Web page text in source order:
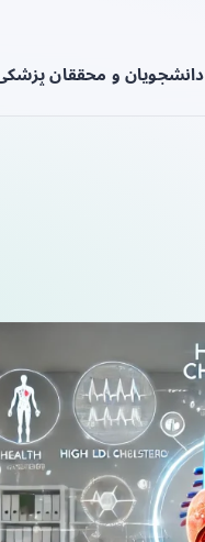
دانشجویان و محققان